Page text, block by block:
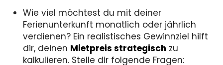
Wie viel möchtest du mit deiner
Ferienunterkunft monatlich oder jährlich
verdienen? Ein realistisches Gewinnziel hilft
dir, deinen Mietpreis strategisch zu
kalkulieren. Stelle dir folgende Fragen: